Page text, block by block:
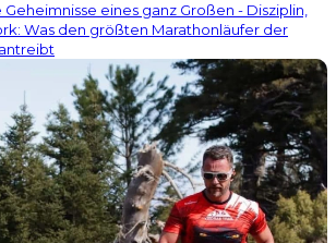
eines ganz Großen - Disziplin,
Was den größten Marathonläufer der